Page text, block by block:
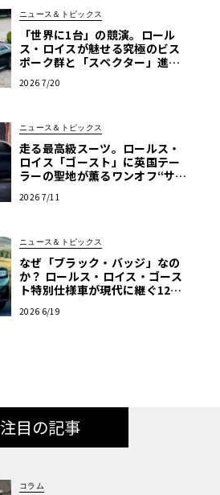
ニュース＆トピックス
「世界に1台」の競演。ロール
ス・ロイスが魅せる究極のビス
ポーク群と「スペクター」進化
2026 7/20
ニュース＆トピックス
走る最高級スーツ。ロールス・
ロイス「ゴースト」に英国テー
ラーの聖地が薫るワンオフ“サヴ
2026 7/11
ニュース＆トピックス
なぜ「ブラック・バッジ」なの
か？ ロールス・ロイス・ゴース
ト特別仕様車が現代に継ぐ120
2026 6/19
注目の記事
コラム